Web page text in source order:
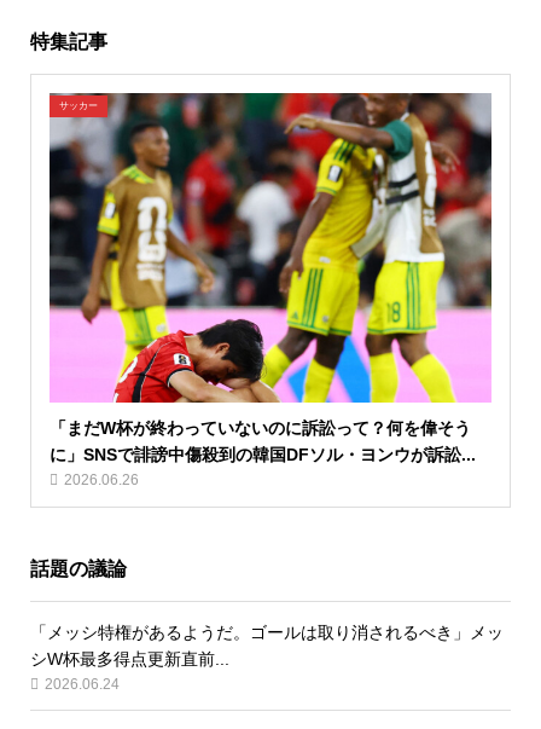
特集記事
サッカー
「まだW杯が終わっていないのに訴訟って？何を偉そう
に」SNSで誹謗中傷殺到の韓国DFソル・ヨンウが訴訟...
2026.06.26
話題の議論
「メッシ特権があるようだ。ゴールは取り消されるべき」メッ
シW杯最多得点更新直前...
2026.06.24